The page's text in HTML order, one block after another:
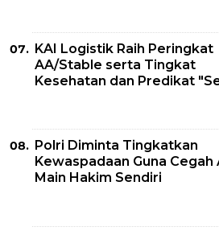
KAI Logistik Raih Peringkat
AA/Stable serta Tingkat
Kesehatan dan Predikat
Polri Diminta Tingkatkan
Kewaspadaan Guna Cegah
Main Hakim Sendiri